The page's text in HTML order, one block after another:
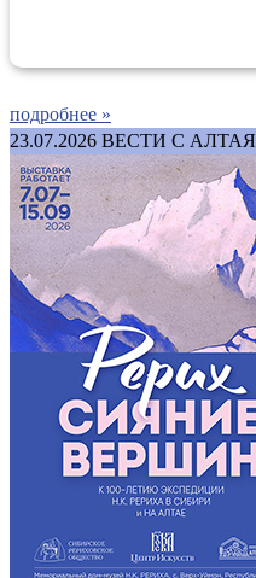
подробнее »
23.07.2026 ВЕСТИ С АЛТАЯ